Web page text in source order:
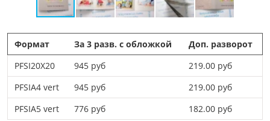
Формат За 3 разв. с обложкой
Доп. разворот
PFSI20X20
945 руб
219.00 руб
PFSIA4 vert
945 руб
219.00 руб
PFSIA5 vert
776 руб 182.00 руб